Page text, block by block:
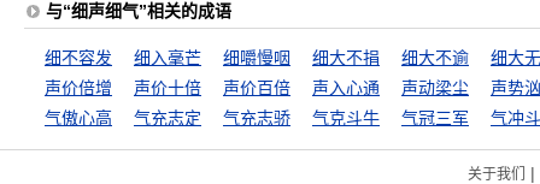
与“细声细气”相关的成语
细不容发 细入毫芒 细嚼慢咽 细大不捐 细大不逾
细大
声价倍增
声价十倍 声价百倍 声入心通 声动梁尘
声势
气傲心高
气充志定 气充志骄 气克斗牛 气冠三军 气冲
关于我们 |